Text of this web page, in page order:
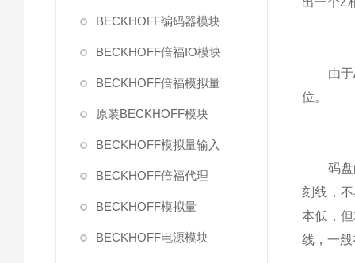
BECKHOFF编码器模块
BECKHOFF倍福IO模块
BECKHOFF倍福模拟量
原装BECKHOFF模块
BECKHOFF模拟量输入
BECKHOFF倍福代理
BECKHOFF模拟量
BECKHOFF电源模块
由于A
位。
码盘的
刻线，
本低，
线，一